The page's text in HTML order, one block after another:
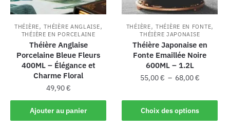
THÉIÈRE,THÉIÈRE ANGLAISE,
THÉIÈRE EN PORCELAINE
Théière Anglaise
Porcelaine Bleue Fleurs
400ML – Élégance et
Charme Floral
49,90€
Ajouter au panier
THÉIÈRE,THÉIÈRE EN FONTE,
THÉIÈRE JAPONAISE
Théière Japonaise en
Fonte Emaillée Noire
600ML – 1.2L
55,00€ – 68,00€
Choix des options